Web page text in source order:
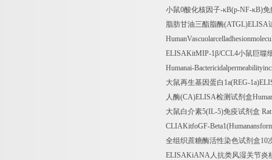
小鼠0酸化核因子-κB(p-NF-κB)免
脂肪甘油三酯脂酶(ATGL)ELISA
ELISAKitMIP-1β/CCL4小鼠巨噬
Humanai-
大鼠再生基因蛋白 1a(REG-
人酶(CA)ELISA检测试剂盒
大鼠白介素5(IL-5)免疫试剂盒
CLIAKitfoGF-
全组织蔗糖酶活性染色试剂盒10
ELISAKiANA人抗类风湿关节炎